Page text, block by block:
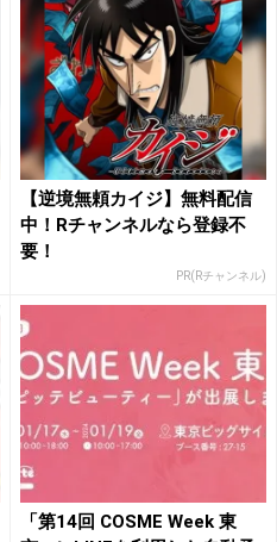
【逆境無頼カイジ】無料配信
中！Rチャンネルなら登録不
要！
PR(Rチャンネル)
「第14回 COSME Week 東